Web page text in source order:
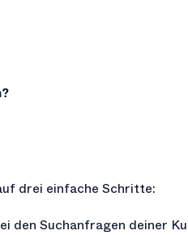
drei einfache Schritte:
den Suchanfragen deiner